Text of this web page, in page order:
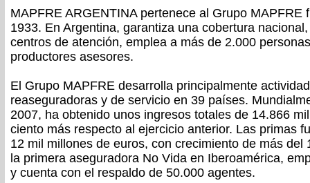
MAPFRE ARGENTINA pertenece al Grupo MAPFRE
1933. En Argentina, garantiza una cobertura
centros de atención, emplea a más de 2.000
productores asesores.
El Grupo MAPFRE desarrolla principalmente
reaseguradoras y de servicio en 39 países.
2007, ha obtenido unos ingresos totales de 14.866
ciento más respecto al ejercicio anterior. Las primas
12 mil millones de euros, con crecimiento de más del
la primera aseguradora No Vida en Iberoamérica,
y cuenta con el respaldo de 50.000 agentes.